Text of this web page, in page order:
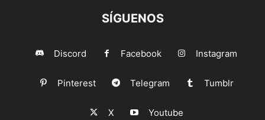
SÍGUENOS
Discord Facebook Instagram
Pinterest Telegram Tumblr
X Youtube